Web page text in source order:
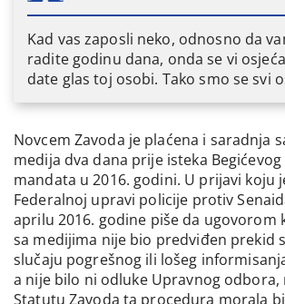
Kad vas zaposli neko, odnosno da
radite godinu dana, onda se vi
date glas toj osobi. Tako smo se svi
Novcem Zavoda je plaćena i saradnja
medija dva dana prije isteka
mandata u 2016. godini. U prijavi koju
Federalnoj upravi policije protiv
aprilu 2016. godine piše da ugovorom
sa medijima nije bio predviđen prekid
slučaju pogrešnog ili lošeg
a nije bilo ni odluke Upravnog odbora,
Statutu Zavoda ta procedura morala